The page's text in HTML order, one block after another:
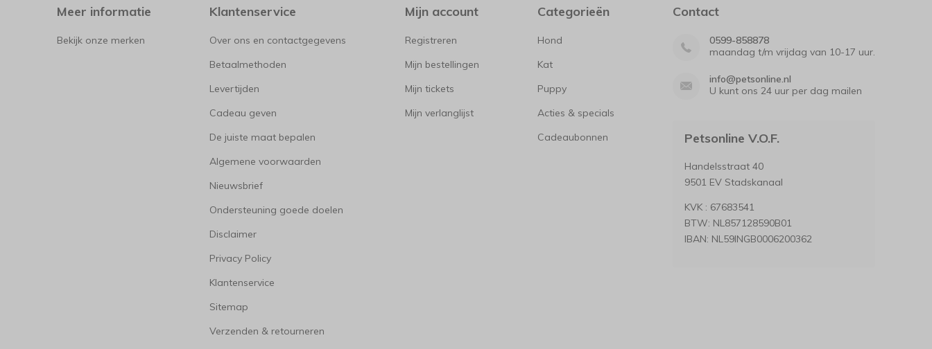
Meer informatie
Bekijk onze merken
Klantenservice
Over ons en contactgegevens
Betaalmethoden
Levertijden
Cadeau geven
De juiste maat bepalen
Algemene voorwaarden
Nieuwsbrief
Ondersteuning goede doelen
Disclaimer
Privacy Policy
Klantenservice
Sitemap
Verzenden & retourneren
Mijn account
Registreren
Mijn bestellingen
Mijn tickets
Mijn verlanglijst
Categorieën
Hond
Kat
Puppy
Acties & specials
Cadeaubonnen
Contact
0599-858878
maandag t/m vrijdag van 10-17 uur.
info@petsonline.nl
U kunt ons 24 uur per dag mailen
Petsonline V.O.F.
Handelsstraat 40
9501 EV Stadskanaal
KVK : 67683541
BTW: NL857128590B01
IBAN: NL59INGB0006200362